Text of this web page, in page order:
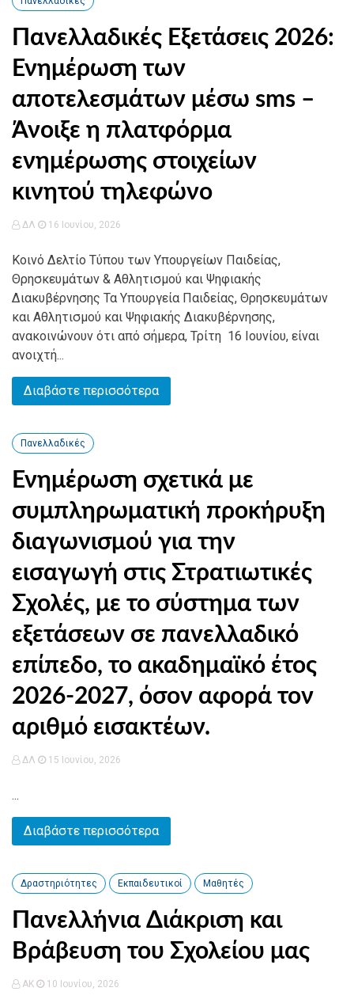
Πανελλαδικές Εξετάσεις 2026:
Ενημέρωση των
αποτελεσμάτων μέσω sms –
Άνοιξε η πλατφόρμα
ενημέρωσης στοιχείων
κινητού τηλεφώνο
ΔΛ 16 Ιουνίου, 2026
Κοινό Δελτίο Τύπου των Υπουργείων Παιδείας,
Θρησκευμάτων & Αθλητισμού και Ψηφιακής
Διακυβέρνησης Τα Υπουργεία Παιδείας, Θρησκευμάτων
και Αθλητισμού και Ψηφιακής Διακυβέρνησης,
ανακοινώνουν ότι από σήμερα, Τρίτη 16 Ιουνίου, είναι
ανοιχτή...
Διαβάστε περισσότερα
Πανελλαδικές
Ενημέρωση σχετικά με
συμπληρωματική προκήρυξη
διαγωνισμού για την
εισαγωγή στις Στρατιωτικές
Σχολές, με το σύστημα των
εξετάσεων σε πανελλαδικό
επίπεδο, το ακαδημαϊκό έτος
2026-2027, όσον αφορά τον
αριθμό εισακτέων.
ΔΛ 15 Ιουνίου, 2026
...
Διαβάστε περισσότερα
Δραστηριότητες Εκπαιδευτικοί Μαθητές
Πανελλήνια Διάκριση και
Βράβευση του Σχολείου μας
AK 10 Ιουνίου, 2026